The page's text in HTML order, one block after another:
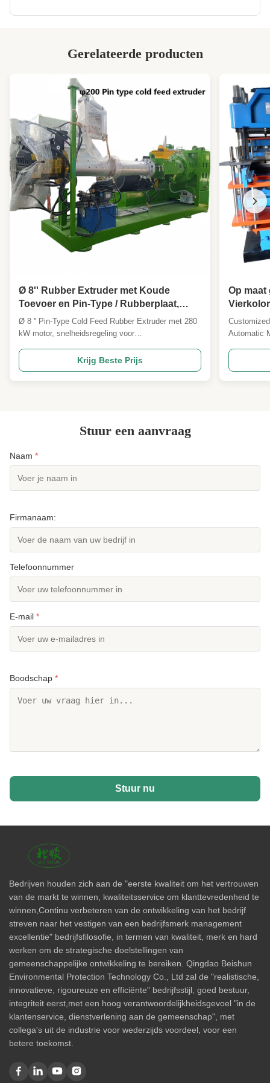
2000 kg/uur rubberstrommachine
Twin Screw Rubber Strainer
Schimmeltemperatuurcontroller Rubber
strainer
Gerelateerde producten
Ø 8'' Rubber Extruder met Koude
Toevoer en Pin-Type / Rubberplaat,
Bandenprofiel Extruder
Ø 8 '' Pin-Type Cold Feed Rubber Extruder met 280
kW motor, snelheidsregeling voor
u. Beschikt over pin-type cold-feed-technologie voor
50% hogere output en 35% lager energieverbruik
vergeleken met traditionele extruders. ISO9001 &
Krijg Beste Prijs
Op maat
Automatic
chemical
hardening
Stuur een aanvraag
Naam *
Firmanaam:
Telefoonnummer
E-mail *
Boodschap *
Stuur nu
Bedrijven houden zich aan de "eerste kwaliteit om het vertrouwen
van de markt te winnen, kwaliteitsservice om klanttevredenheid te
winnen,Continu verbeteren van de ontwikkeling van het bedrijf
streven naar het vestigen van een bedrijfsmerk management
excellentie" bedrijfsfilosofie, in termen van kwaliteit, merk en hard
werken om de strategische doelstellingen van
gemeenschappelijke ontwikkeling te bereiken. Qingdao Beishun
Environmental Protection Technology Co., Ltd zal de "realistische,
innovatieve, rigoureuze en efficiënte" bedrijfsstijl, goed bestuur,
integriteit eerst,met een hoog verantwoordelijkheidsgevoel "in de
klantenservice, dienstverlening aan de gemeenschap", met
collega's uit de industrie voor wederzijds voordeel, voor een
betere toekomst.